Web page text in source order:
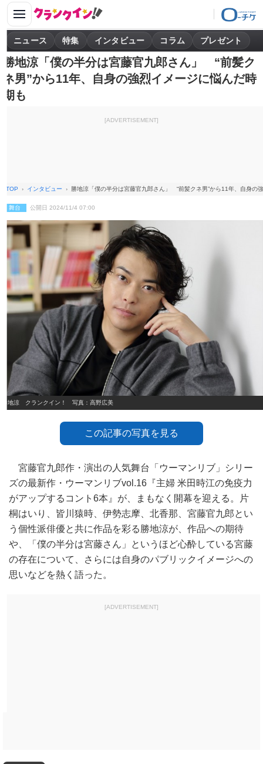
ニュース 特集 インタビュー コラム プレゼント
勝地涼「僕の半分は宮藤官九郎さん」 “前髪ク
ネ男”から11年、自身の強烈イメージに悩んだ時
期も
[ADVERTISEMENT]
TOP インタビュー 勝地涼「僕の半分は宮藤官九郎さん」 “前髪クネ男”から11年、自身の
舞台 公開日 2024/11/4 07:00
勝地涼 クランクイン！ 写真：高野広美
この記事の写真を見る
宮藤官九郎作・演出の人気舞台「ウーマンリブ」シリー
ズの最新作・ウーマンリブvol.16『主婦 米田時江の免疫力
がアップするコント6本』が、まもなく開幕を迎える。片
桐はいり、皆川猿時、伊勢志摩、北香那、宮藤官九郎とい
う個性派俳優と共に作品を彩る勝地涼が、作品への期待
や、「僕の半分は宮藤さん」というほど心酔している宮藤
の存在について、さらには自身のパブリックイメージへの
思いなどを熱く語った。
[ADVERTISEMENT]